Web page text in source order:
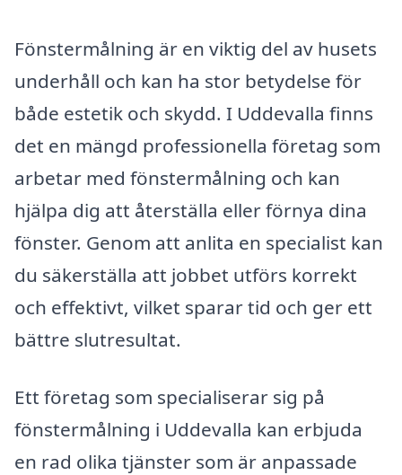
Fönstermålning är en viktig del av husets
underhåll och kan ha stor betydelse för
både estetik och skydd. I Uddevalla finns
det en mängd professionella företag som
arbetar med fönstermålning och kan
hjälpa dig att återställa eller förnya dina
fönster. Genom att anlita en specialist kan
du säkerställa att jobbet utförs korrekt
och effektivt, vilket sparar tid och ger ett
bättre slutresultat.
Ett företag som specialiserar sig på
fönstermålning i Uddevalla kan erbjuda
en rad olika tjänster som är anpassade